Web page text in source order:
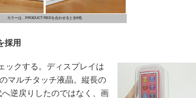
カラーは、PRODUCT REDを合わせると全8色
採用
クする。ディスプレイは
マルチタッチ液晶。縦長の
逆戻りしたのではなく、画